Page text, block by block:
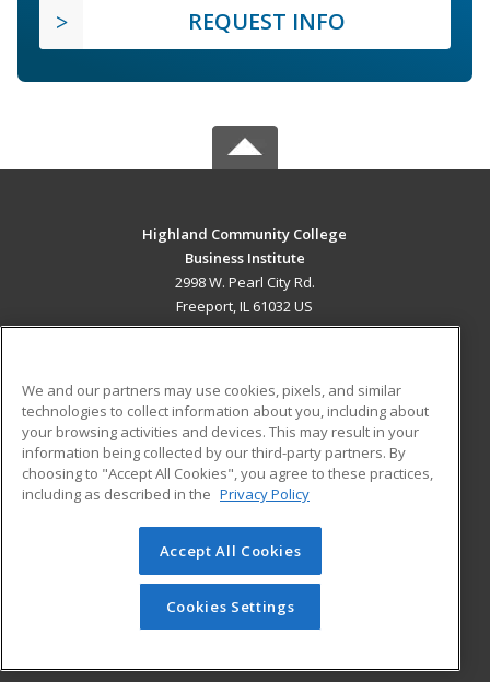
REQUEST INFO
Highland Community College
Business Institute
2998 W. Pearl City Rd.
Freeport, IL 61032 US
ADDITIONAL RESOURCES
Military
Financial Assistance
Help
Student Blog
© 2026 ed2go, a division of Cengage Learning. All rights
reserved. The material on this site cannot be reproduced or
redistributed unless you have obtained prior written
permission from Cengage Learning.Privacy Policy
We and our partners may use cookies, pixels, and similar
technologies to collect information about you, including about
your browsing activities and devices. This may result in your
information being collected by our third-party partners. By
choosing to "Accept All Cookies", you agree to these practices,
including as described in the Privacy Policy
Accept All Cookies
Cookies Settings